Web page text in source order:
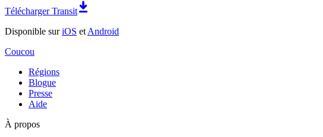
Télécharger Transit
Disponible suriOS et Android
Coucou
Régions
Blogue
Presse
Aide
À propos